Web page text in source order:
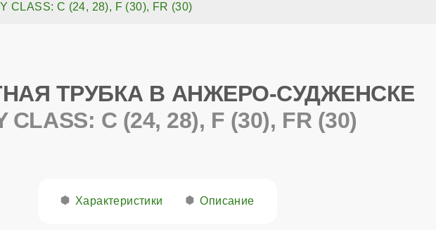
CLASS: C (24, 28), F (30), FR (30)
ТРУБКА В АНЖЕРО-СУДЖЕНСКЕ
CLASS: C (24, 28), F (30), FR (30)
Характеристики Описание